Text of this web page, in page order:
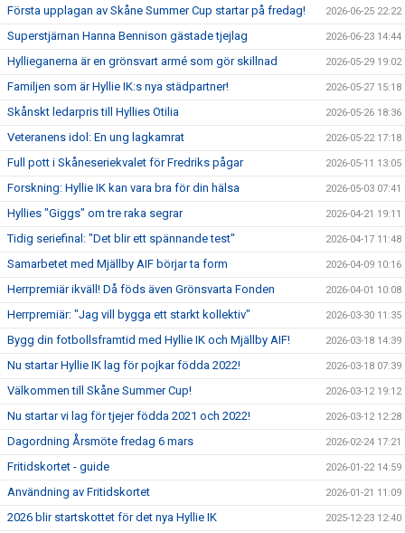
Första upplagan av Skåne Summer Cup startar på fredag! 2026-06-25 22:22
Superstjärnan Hanna Bennison gästade tjejlag 2026-06-23 14:44
Hyllieganerna är en grönsvart armé som gör skillnad 2026-05-29 19:02
Familjen som är Hyllie IK:s nya städpartner! 2026-05-27 15:18
Skånskt ledarpris till Hyllies Otilia 2026-05-26 18:36
Veteranens idol: En ung lagkamrat 2026-05-22 17:18
Full pott i Skåneseriekvalet för Fredriks pågar 2026-05-11 13:05
Forskning: Hyllie IK kan vara bra för din hälsa 2026-05-03 07:41
Hyllies "Giggs" om tre raka segrar 2026-04-21 19:11
Tidig seriefinal: "Det blir ett spännande test" 2026-04-17 11:48
Samarbetet med Mjällby AIF börjar ta form 2026-04-09 10:16
Herrpremiär ikväll! Då föds även Grönsvarta Fonden 2026-04-01 10:08
Herrpremiär: "Jag vill bygga ett starkt kollektiv" 2026-03-30 11:35
Bygg din fotbollsframtid med Hyllie IK och Mjällby AIF! 2026-03-18 14:39
Nu startar Hyllie IK lag för pojkar födda 2022! 2026-03-18 07:39
Välkommen till Skåne Summer Cup! 2026-03-12 19:12
Nu startar vi lag för tjejer födda 2021 och 2022! 2026-03-12 12:28
Dagordning Årsmöte fredag 6 mars 2026-02-24 17:21
Fritidskortet - guide 2026-01-22 14:59
Användning av Fritidskortet 2026-01-21 11:09
2026 blir startskottet för det nya Hyllie IK 2025-12-23 12:40